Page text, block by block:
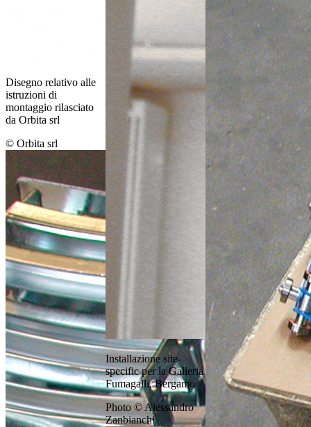
Disegno relativo alle
istruzioni di
montaggio rilasciato
da Orbita srl
© Orbita srl
Installazione site-
specific per la Galleria
Fumagalli, Bergamo
Photo © Alessandro
Zanbianchi